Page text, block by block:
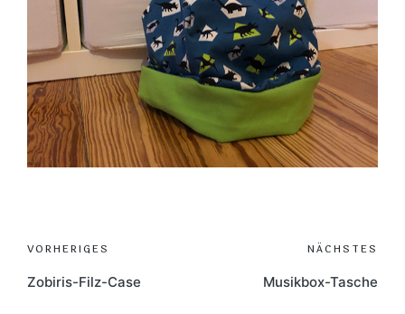
Post
navigation
VORHERIGES
Zobiris-Filz-Case
NÄCHSTES
Musikbox-Tasche